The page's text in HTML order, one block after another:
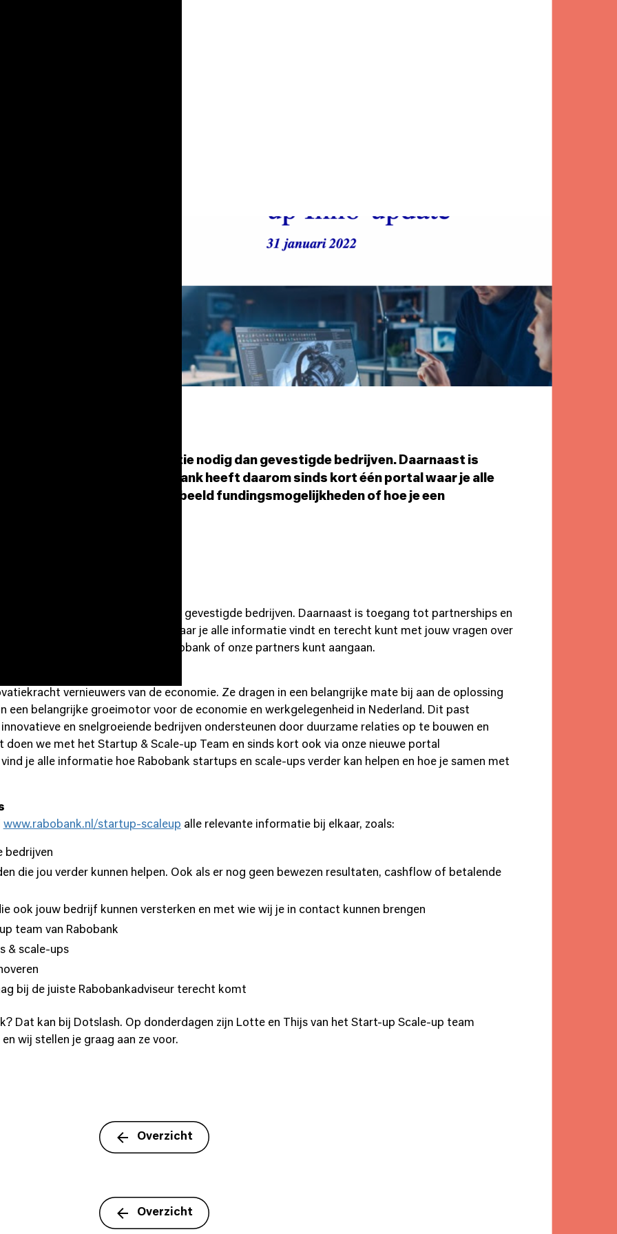
andere wensen en informatie nodig dan gevestigde bedrijven. Daarnaast is
klanten belangrijk. Rabobank heeft daarom sinds kort één portal waar je alle
jouw vragen over bijvoorbeeld fundingsmogelijkheden of hoe je een
wensen en informatie nodig dan gevestigde bedrijven. Daarnaast is toegang tot partnerships en
daarom sinds kort één portal waar je alle informatie vindt en terecht kunt met jouw vragen over
je een samenwerking met Rabobank of onze partners kunt aangaan.
vernieuwers van de economie. Ze dragen in een belangrijke mate bij aan de oplossing
een belangrijke groeimotor voor de economie en werkgelegenheid in Nederland. Dit past
en snelgroeiende bedrijven ondersteunen door duurzame relaties op te bouwen en
doen we met het Startup & Scale-up Team en sinds kort ook via onze nieuwe portal
vind je alle informatie hoe Rabobank startups en scale-ups verder kan helpen en hoe je samen met
www.rabobank.nl/startup-scaleup alle relevante informatie bij elkaar, zoals:
bedrijven
die jou verder kunnen helpen. Ook als er nog geen bewezen resultaten, cashflow of betalende
ook jouw bedrijf kunnen versterken en met wie wij je in contact kunnen brengen
team van Rabobank
& scale-ups
bij de juiste Rabobankadviseur terecht komt
Dat kan bij Dotslash. Op donderdagen zijn Lotte en Thijs van het Start-up Scale-up team
wij stellen je graag aan ze voor.
Overzicht
Overzicht